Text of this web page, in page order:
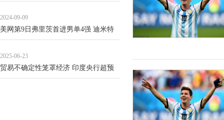
2024-09-09
美网第9日弗里茨首进男单4强 迪米特
2025-06-23
贸易不确定性笼罩经济 印度央行超预